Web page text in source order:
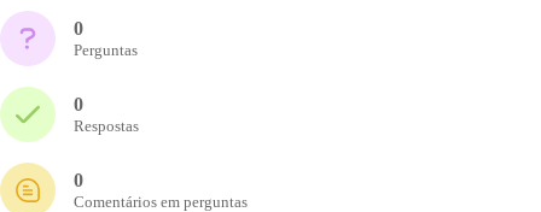
0
Perguntas
0
Respostas
0
Comentários em perguntas